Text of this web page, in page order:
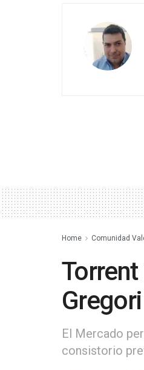
Home Comunidad
El Mercado
consistorio